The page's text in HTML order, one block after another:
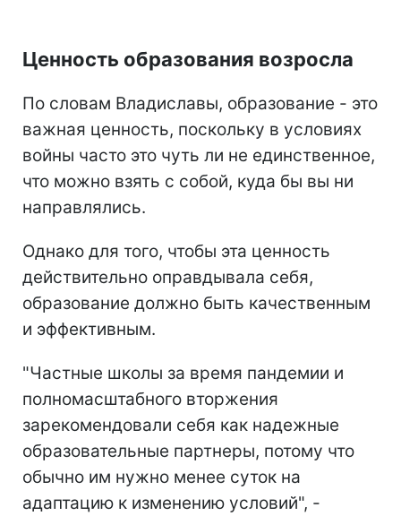
Ценность образования возросла
По словам Владиславы, образование - это
важная ценность, поскольку в условиях
войны часто это чуть ли не единственное,
что можно взять с собой, куда бы вы ни
направлялись.
Однако для того, чтобы эта ценность
действительно оправдывала себя,
образование должно быть качественным
и эффективным.
"Частные школы за время пандемии и
полномасштабного вторжения
зарекомендовали себя как надежные
образовательные партнеры, потому что
обычно им нужно менее суток на
адаптацию к изменению условий", -